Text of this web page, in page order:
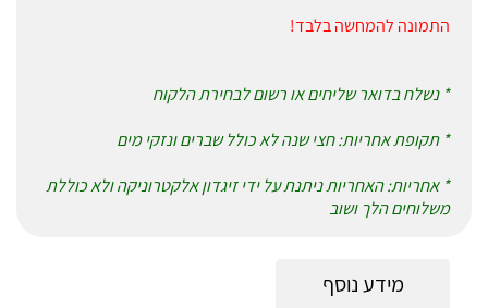
התמונה להמחשה בלבד!
* נשלח בדואר שליחים או רשום לבחירת הלקוח
* תקופת אחריות: חצי שנה לא כולל שברים ונזקי מים
* אחריות: האחריות ניתנת על ידי זיגדון אלקטרוניקה ולא כוללת
משלוחים הלך ושוב
מידע נוסף